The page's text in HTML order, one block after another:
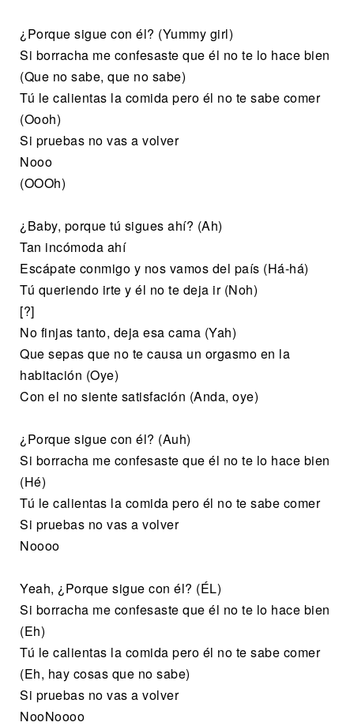
¿Porque sigue con él? (Yummy girl)
Si borracha me confesaste que él no te lo hace bien
(Que no sabe, que no sabe)
Tú le calientas la comida pero él no te sabe comer
(Oooh)
Si pruebas no vas a volver
Nooo
(OOOh)
¿Baby, porque tú sigues ahí? (Ah)
Tan incómoda ahí
Escápate conmigo y nos vamos del país (Há-há)
Tú queriendo irte y él no te deja ir (Noh)
[?]
No finjas tanto, deja esa cama (Yah)
Que sepas que no te causa un orgasmo en la
habitación (Oye)
Con el no siente satisfación (Anda, oye)
¿Porque sigue con él? (Auh)
Si borracha me confesaste que él no te lo hace bien
(Hé)
Tú le calientas la comida pero él no te sabe comer
Si pruebas no vas a volver
Noooo
Yeah, ¿Porque sigue con él? (ÉL)
Si borracha me confesaste que él no te lo hace bien
(Eh)
Tú le calientas la comida pero él no te sabe comer
(Eh, hay cosas que no sabe)
Si pruebas no vas a volver
NooNoooo